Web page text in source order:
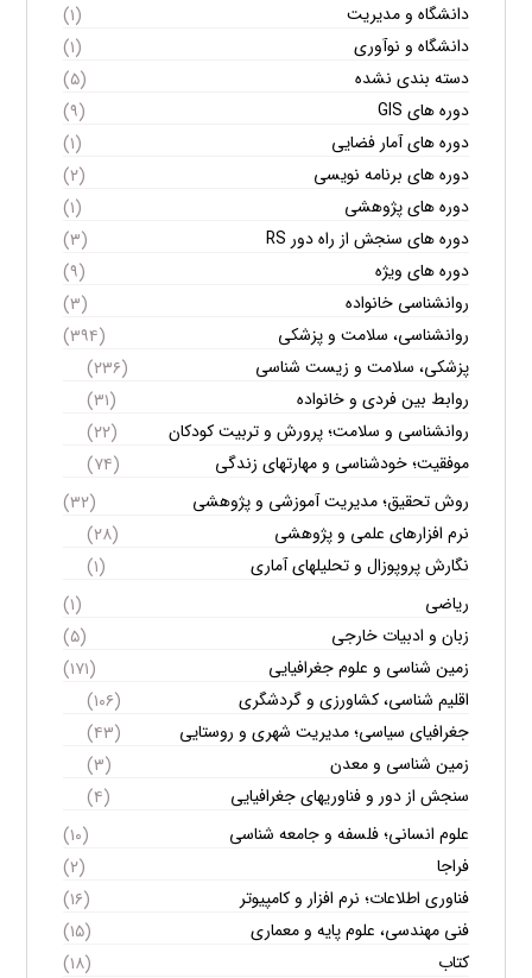
دانشگاه و مدیریت
(۱)
دانشگاه و نوآوری
(۱)
دسته بندی نشده
(۵)
دوره های GIS
(۹)
دوره های آمار فضایی
(۱)
دوره های برنامه نویسی
(۲)
دوره های پژوهشی
(۱)
دوره های سنجش از راه دور RS
(۳)
دوره های ویژه
(۹)
روانشناسی خانواده
(۳)
روانشناسی، سلامت و پزشکی
(۳۹۴)
پزشکی، سلامت و زیست شناسی
(۲۳۶)
روابط بین فردی و خانواده
(۳۱)
روانشناسی و سلامت؛ پرورش و تربیت کودکان
(۲۲)
موفقیت؛ خودشناسی و مهارتهای زندگی
(۷۴)
روش تحقیق؛ مدیریت آموزشی و پژوهشی
(۳۲)
نرم افزارهای علمی و پژوهشی
(۲۸)
نگارش پروپوزال و تحلیلهای آماری
(۱)
ریاضی
(۱)
زبان و ادبیات خارجی
(۵)
زمین شناسی و علوم جغرافیایی
(۱۷۱)
اقلیم شناسی، کشاورزی و گردشگری
(۱۰۶)
جغرافیای سیاسی؛ مدیریت شهری و روستایی
(۴۳)
زمین شناسی و معدن
(۳)
سنجش از دور و فناوریهای جغرافیایی
(۴)
علوم انسانی؛ فلسفه و جامعه شناسی
(۱۰)
فراجا
(۲)
فناوری اطلاعات؛ نرم افزار و کامپیوتر
(۱۶)
فنی مهندسی، علوم پایه و معماری
(۱۵)
کتاب
(۱۸)